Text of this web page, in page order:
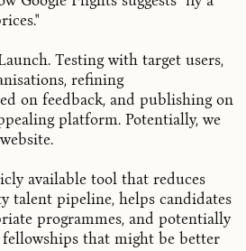
Testing with target users,
refining
on feedback, and publishing on
platform. Potentially, we
available tool that reduces
talent pipeline, helps candidates
programmes, and potentially
fellowships that might be better